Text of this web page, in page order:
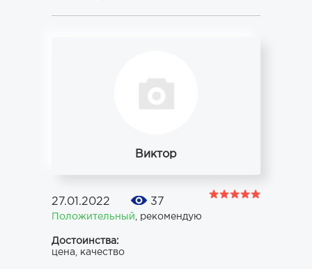
Виктор
27.01.2022 37
Положительный рекомендую
Достоинства:
цена, качество